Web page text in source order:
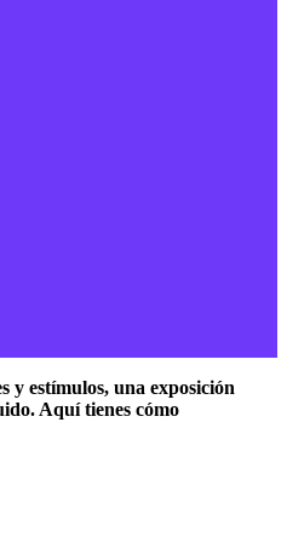
y estímulos, una exposición
Aquí tienes cómo